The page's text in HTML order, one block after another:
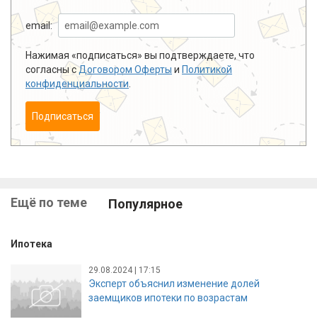
email:
Нажимая «подписаться» вы подтверждаете, что
согласны сДоговором Оферты и Политикой
конфиденциальности
Подписаться
Ещё по теме Популярное
Ипотека
29.08.2024 | 17:15
Эксперт объяснил изменение долей
заемщиков ипотеки по возрастам